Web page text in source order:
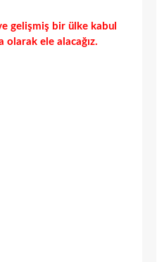
gelişmiş bir ülke kabul
olarak ele alacağız.